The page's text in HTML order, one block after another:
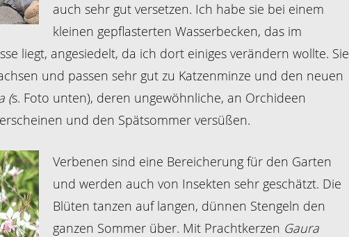
auch sehr gut versetzen. Ich habe sie bei einem
kleinen gepflasterten Wasserbecken, das im
liegt, angesiedelt, da ich dort einiges verändern wollte. Sie
und passen sehr gut zu Katzenminze und den neuen
(s. Foto unten), deren ungewöhnliche, an Orchideen
und den Spätsommer versüßen.
Verbenen sind eine Bereicherung für den Garten
und werden auch von Insekten sehr geschätzt. Die
Blüten tanzen auf langen, dünnen Stengeln den
ganzen Sommer über. Mit Prachtkerzen Gaura